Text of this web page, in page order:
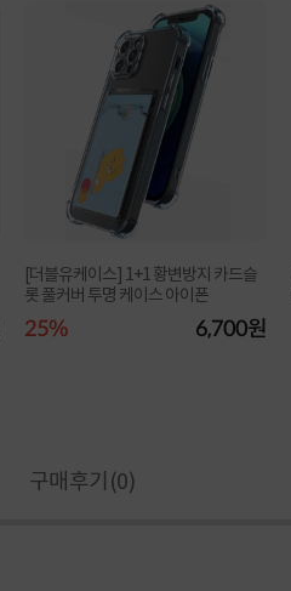
[더블유케이스] 1+1 황변방지 카드슬
롯 풀커버 투명 케이스 아이폰
25% 6,700원
구매후기(0)